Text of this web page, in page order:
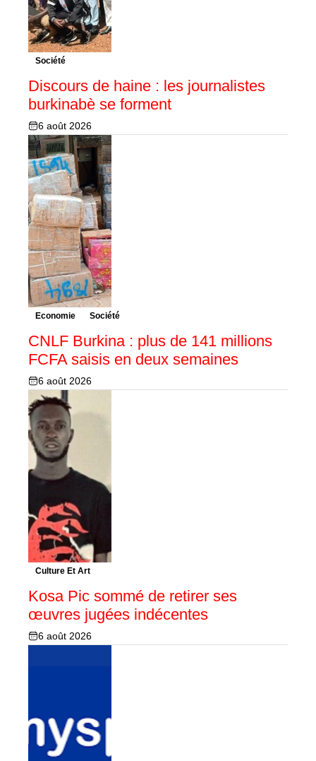
Société
Discours de haine : les journalistes
burkinabè se forment
6 août 2026
Economie Société
CNLF Burkina : plus de 141 millions
FCFA saisis en deux semaines
6 août 2026
Culture Et Art
Kosa Pic sommé de retirer ses
œuvres jugées indécentes
6 août 2026